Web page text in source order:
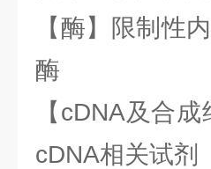
【酶】限制性
酶
【cDNA及合
cDNA相关试剂